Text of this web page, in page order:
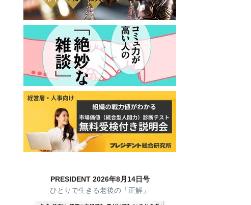
PRESIDENT 2026年8月14日号
ひとりで生きる老後の「正解」